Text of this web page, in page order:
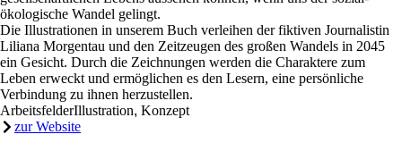
ökologische Wandel gelingt.
Die Illustrationen in unserem Buch verleihen der fiktiven Journalistin
Liliana Morgentau und den Zeitzeugen des großen Wandels in 2045
ein Gesicht. Durch die Zeichnungen werden die Charaktere zum
Leben erweckt und ermöglichen es den Lesern, eine persönliche
Verbindung zu ihnen herzustellen.
ArbeitsfelderIllustration, Konzept
zur Website